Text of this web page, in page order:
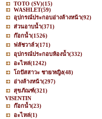
TOTO (SV)(15)
WASHLET(59)
อุปกรณ์ประกอบอ่างล้างหน้า(92)
ส่วนอาบน้ำ(371)
ก๊อกน้ำ(1526)
ฟลัชวาล์ว(171)
อุปกรณ์ประกอบห้องน้ำ(332)
อะไหล่(1242)
โถปัสสาวะ ชาย/หญิง(48)
อ่างล้างหน้า(297)
สุขภัณฑ์(321)
VISENTIN
ก๊อกน้ำ(23)
อะไหล่(1)